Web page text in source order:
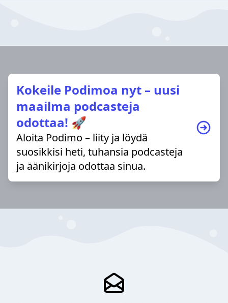
Kokeile Podimoa nyt – uusi
maailma podcasteja
odottaa! 🚀
Aloita Podimo – liity ja löydä
suosikkisi heti, tuhansia podcasteja
ja äänikirjoja odottaa sinua.